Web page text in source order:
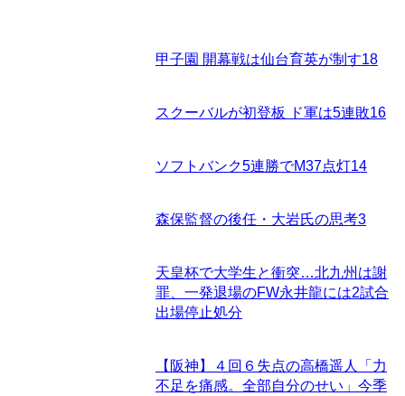
甲子園 開幕戦は仙台育英が制す18
スクーバルが初登板 ド軍は5連敗16
ソフトバンク5連勝でM37点灯14
森保監督の後任・大岩氏の思考3
天皇杯で大学生と衝突…北九州は謝
罪、一発退場のFW永井龍には2試合
出場停止処分
【阪神】４回６失点の高橋遥人「力
不足を痛感。全部自分のせい」今季